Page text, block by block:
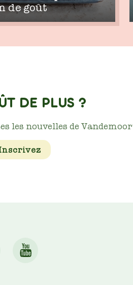
de goût
DE PLUS ?
les nouvelles de